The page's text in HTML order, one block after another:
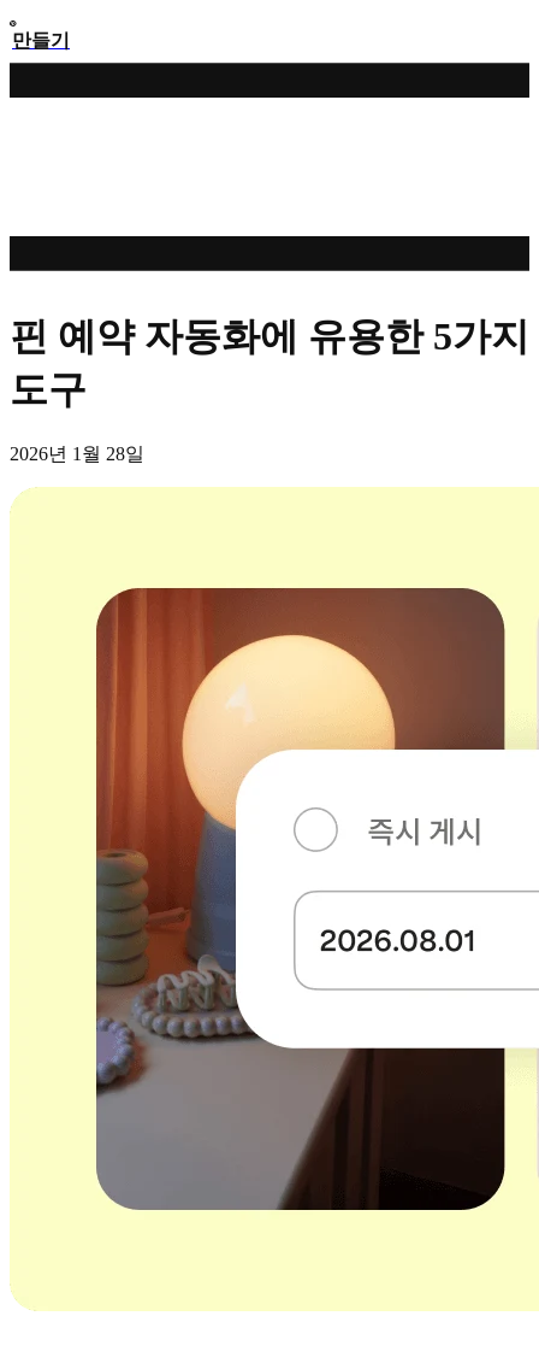
만들기
핀 예약 자동화에 유용한 5가지
도구
2026년 1월 28일